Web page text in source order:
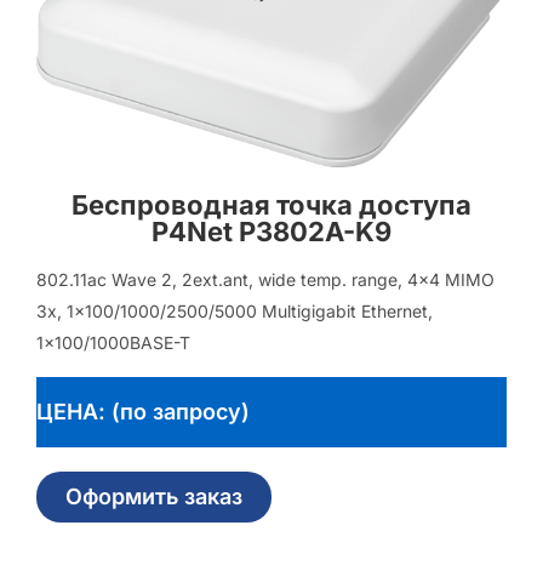
Беспроводная точка доступа
P4Net P3802A-K9
802.11ac Wave 2, 2ext.ant, wide temp. range, 4×4 MIMO
3x, 1×100/1000/2500/5000 Multigigabit Ethernet,
1×100/1000BASE-T
ЦЕНА: (по запросу)
Оформить заказ